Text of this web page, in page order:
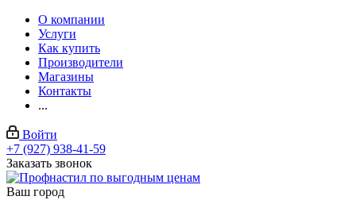
О компании
Услуги
Как купить
Производители
Магазины
Контакты
...
Войти
+7 (927) 938-41-59
Заказать звонок
Ваш город